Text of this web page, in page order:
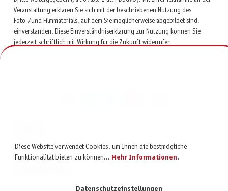
Veranstaltung erklären Sie sich mit der beschriebenen Nutzung des
Foto-/und Filmmaterials, auf dem Sie möglicherweise abgebildet sind,
einverstanden. Diese Einverständniserklärung zur Nutzung können Sie
jederzeit schriftlich mit Wirkung für die Zukunft widerrufen
SERVICE
Diese Website verwendet Cookies, um Ihnen die bestmögliche
Funktionalität bieten zu können... Mehr Informationen.
Datenschutzeinstellungen